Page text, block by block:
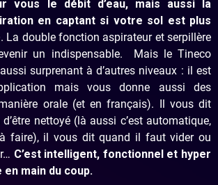
vous le débit d’eau, mais aussi la
en captant si votre sol est plus
. La double fonction aspirateur et serpillère
un indispensable. Mais le Tineco
surprenant à d’autres niveaux : il est
mais vous donne aussi des
orale (et en français). Il vous dit
nettoyé (là aussi c’est automatique,
à faire), il vous dit quand il faut vider ou
C’est intelligent, fonctionnel et hyper
main du coup.